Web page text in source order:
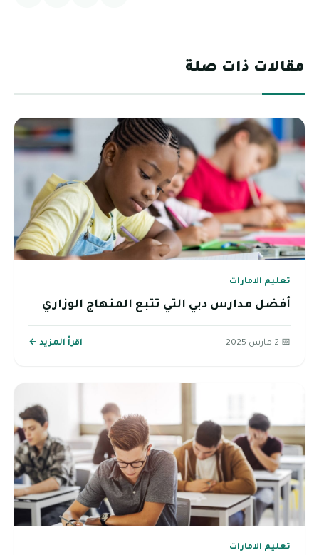
مقالات ذات صلة
تعليم الامارات
أفضل مدارس دبي التي تتبع المنهاج الوزاري
📅 2 مارس 2025 اقرأ المزيد ←
تعليم الامارات